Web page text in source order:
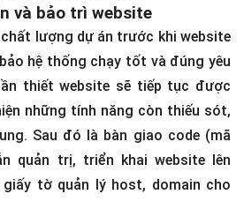
và bảo trì website
lượng dự án trước khi website
hệ thống chạy tốt và đúng yêu
thiết website sẽ tiếp tục được
những tính năng còn thiếu sót,
Sau đó là bàn giao code (mã
quản trị, triển khai website lên
tờ quản lý host, domain cho